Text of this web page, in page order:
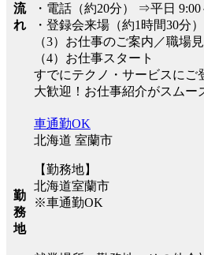
流
れ
・電話（約20分） ⇒平日 9:00
・登録会来場（約1時間30
（3）お仕事のご案内／職場
（4）お仕事スタート
すでにテクノ・サービスにご
大歓迎！お仕事紹介がスムー
勤
務
地
車通勤OK
北海道 室蘭市
【勤務地】
北海道室蘭市
※車通勤OK